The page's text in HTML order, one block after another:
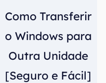
Como Transferir
o Windows para
Outra Unidade
[Seguro e Fácil]